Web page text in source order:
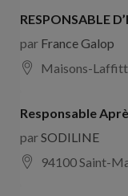
RESPONSABLE
par France Galop
Maisons-
Responsable
parSODILINE
94100 Saint-